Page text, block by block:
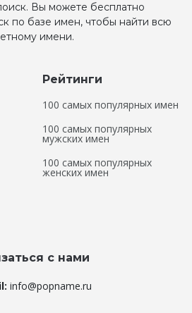
Вы можете бесплатно
по базе имен, чтобы найти всю
имени.
Рейтинги
100 самых популярных имен
100 самых популярных
мужских имен
100 самых популярных
женских имен
с нами
info@popname.ru